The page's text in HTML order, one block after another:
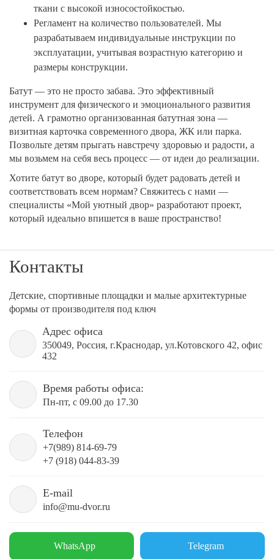
ткани с высокой износостойкостью.
Регламент на количество пользователей. Мы
разрабатываем индивидуальные инструкции по
эксплуатации, учитывая возрастную категорию и
размеры конструкции.
Батут — это не просто забава. Это эффективный
инструмент для физического и эмоционального развития
детей. А грамотно организованная батутная зона —
визитная карточка современного двора, ЖК или парка.
Позвольте детям прыгать навстречу здоровью и радости, а
мы возьмем на себя весь процесс — от идеи до реализации.
Хотите батут во дворе, который будет радовать детей и
соответствовать всем нормам? Свяжитесь с нами —
специалисты «Мой уютный двор» разработают проект,
который идеально впишется в ваше пространство!
Контакты
Детские, спортивные площадки и малые архитектурные
формы от производителя под ключ
Адрес офиса
350049, Россия, г.Краснодар, ул.Котовского 42, офис
432
Время работы офиса:
Пн-пт, с 09.00 до 17.30
Телефон
+7(989) 814-69-79
+7 (918) 044-83-39
E-mail
info@mu-dvor.ru
WhatsApp Telegram